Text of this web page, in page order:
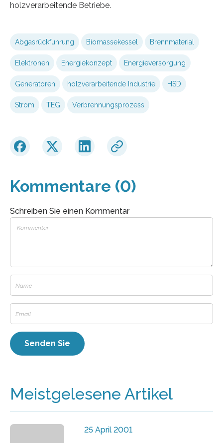
holzverarbeitende Betriebe.
Abgasrückführung Biomassekessel Brennmaterial
Elektronen Energiekonzept Energieversorgung
Generatoren holzverarbeitende Industrie HSD
Strom TEG Verbrennungsprozess
Kommentare (0)
Schreiben Sie einen Kommentar
Meistgelesene Artikel
25 April 2001